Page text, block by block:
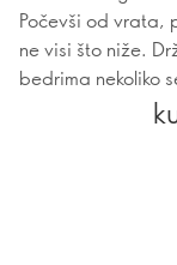
Počevši od vrata,
ne visi što niže.
bedrima nekoliko